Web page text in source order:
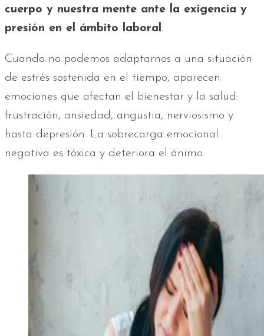
cuerpo y nuestra mente ante la exigencia y
presión en el ámbito laboral.
Cuando no podemos adaptarnos a una situación
de estrés sostenida en el tiempo, aparecen
emociones que afectan el bienestar y la salud:
frustración, ansiedad, angustia, nerviosismo y
hasta depresión. La sobrecarga emocional
negativa es tóxica y deteriora el ánimo.